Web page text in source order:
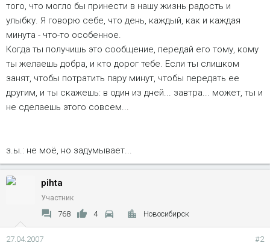
того, что могло бы принести в нашу жизнь радость и
улыбку. Я говорю себе, что день, каждый, как и каждая
минута - что-то особенное.
Когда ты получишь это сообщение, передай его тому, кому
ты желаешь добра, и кто дорог тебе. Если ты слишком
занят, чтобы потратить пару минут, чтобы передать ее
другим, и ты скажешь: в один из дней... завтра... может, ты и
не сделаешь этого совсем...
з.ы.: не моё, но задумывает...
pihta
Участник
768 4 Новосибирск
27.04.2007 #2